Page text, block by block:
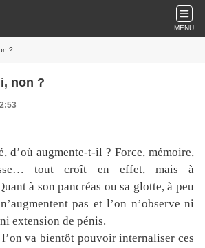
MENU
?
non ?
d’où augmente-t-il ? Force, mémoire,
tout croît en effet, mais à
à son pancréas ou sa glotte, à peu
pas et l’on n’observe ni
extension de pénis.
va bientôt pouvoir internaliser ces